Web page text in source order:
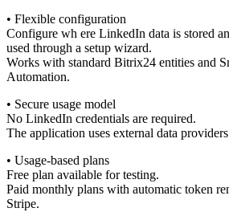
• Flexible configuration
Configure wh ere LinkedIn data is stored
used through a setup wizard.
Works with standard Bitrix24 entities and
Automation.
• Secure usage model
No LinkedIn credentials are required.
The application uses external data
• Usage-based plans
Free plan available for testing.
Paid monthly plans with automatic token
Stripe.